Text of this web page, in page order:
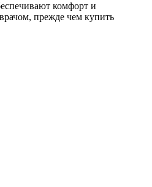
комфорт и
прежде чем купить